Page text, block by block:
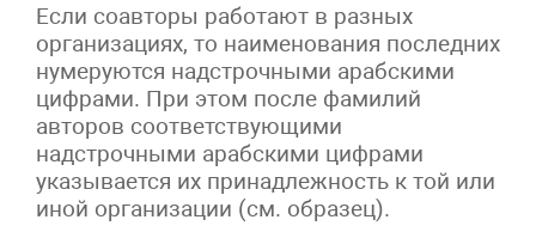
Если соавторы работают в разных
организациях, то наименования последних
нумеруются надстрочными арабскими
цифрами. При этом после фамилий
авторов соответствующими
надстрочными арабскими цифрами
указывается их принадлежность к той или
иной организации (см. образец).